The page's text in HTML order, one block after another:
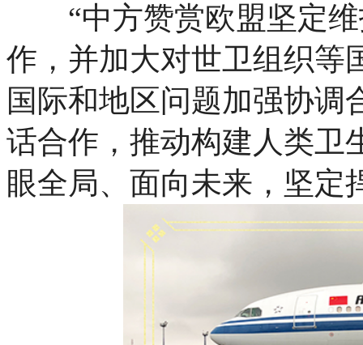
“中方赞赏欧盟坚定维
作，并加大对世卫组织等
国际和地区问题加强协调
话合作，推动构建人类卫
眼全局、面向未来，坚定